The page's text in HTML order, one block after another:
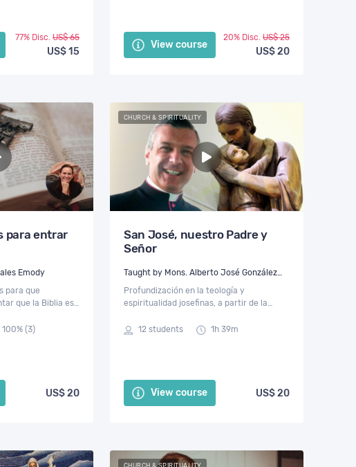
77% Disc. US$ 65
US$ 15
View course
20% Disc. US$ 25
US$ 20
para entrar
Emody
para que
que la Biblia es
100% (3)
US$ 20
CHURCH & SPIRITUALITY
San José, nuestro Padre y
Señor
Taught by Mons. Alberto José González
Chaves
Profundización en la teología y
espiritualidad josefinas, a partir de la
Padres de la Iglesia, los Santos y los
12 students 1h 39m
View course US$ 20